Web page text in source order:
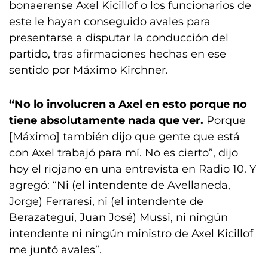
bonaerense Axel Kicillof o los funcionarios de
este le hayan conseguido avales para
presentarse a disputar la conducción del
partido, tras afirmaciones hechas en ese
sentido por Máximo Kirchner.
“No lo involucren a Axel en esto porque no
tiene absolutamente nada que ver. Porque
[Máximo] también dijo que gente que está
con Axel trabajó para mí. No es cierto”, dijo
hoy el riojano en una entrevista en Radio 10. Y
agregó: “Ni (el intendente de Avellaneda,
Jorge) Ferraresi, ni (el intendente de
Berazategui, Juan José) Mussi, ni ningún
intendente ni ningún ministro de Axel Kicillof
me juntó avales”.